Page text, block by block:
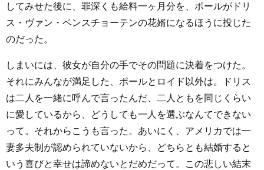
してみせた後に、罪深くも給料一ヶ月分を、ポールがドリ
ス・ヴァン・ベンスチョーテンの花婿になるほうに投じた
のだった。
しまいには、彼女が自分の手でその問題に決着をつけた。
それにみんなが満足した、ポールとロイド以外は。ドリス
は二人を一緒に呼んで言ったんだ、二人ともを同じくらい
に愛しているから、どうしても一人を選ぶなんてできない
って。それからこうも言った。あいにく、アメリカでは一
妻多夫制が認められていないから、どちらとも結婚すると
いう喜びと幸せは諦めないとだめだって。この悲しい結末